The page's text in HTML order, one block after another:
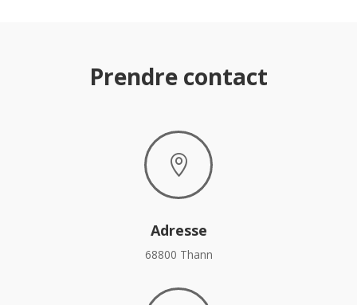
Prendre contact

Adresse
68800 Thann